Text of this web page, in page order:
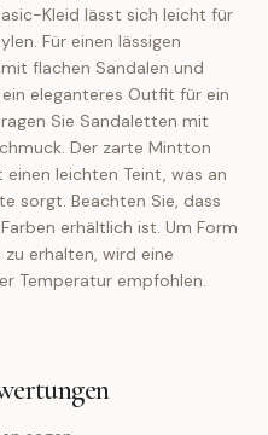
Kleid lässt sich leicht für
Für einen lässigen
flachen Sandalen und
eleganteres Outfit für ein
Sie Sandaletten mit
Der zarte Mintton
leichten Teint, was an
sorgt. Beachten Sie, dass
erhältlich ist. Um Form
erhalten, wird eine
Temperatur empfohlen.